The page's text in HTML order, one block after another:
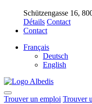
Schützengasse 16,
Détails Contact
Contact
Français
Deutsch
English
Trouver un emploi Trouver